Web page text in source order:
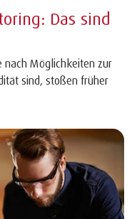
Das sind
nach Möglichkeiten zur
sind, stoßen früher